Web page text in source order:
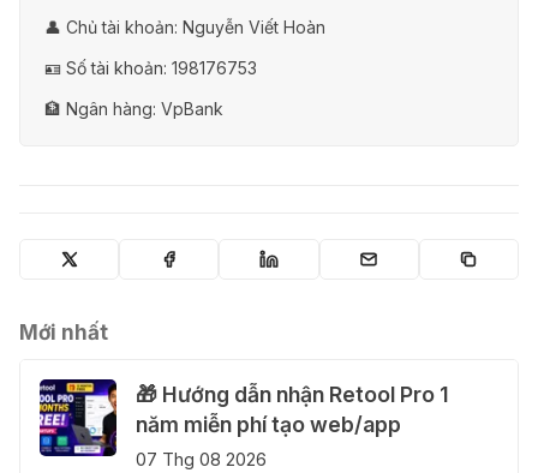
👤 Chủ tài khoản: Nguyễn Viết Hoàn
🪪 Số tài khoản: 198176753
🏦 Ngân hàng: VpBank
Mới nhất
🎁 Hướng dẫn nhận Retool Pro 1
năm miễn phí tạo web/app
07 Thg 08 2026